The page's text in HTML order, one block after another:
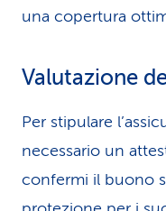
una copertura
Valutazione
Per stipulare
necessario un
confermi il buono